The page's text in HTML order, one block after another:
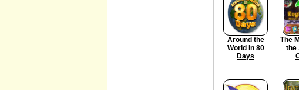
Around the
World in 80
Days
The
the